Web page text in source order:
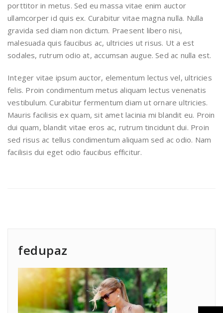
porttitor in metus. Sed eu massa vitae enim auctor
ullamcorper id quis ex. Curabitur vitae magna nulla. Nulla
gravida sed diam non dictum. Praesent libero nisi,
malesuada quis faucibus ac, ultricies ut risus. Ut a est
sodales, rutrum odio at, accumsan augue. Sed ac nulla est.
Integer vitae ipsum auctor, elementum lectus vel, ultricies
felis. Proin condimentum metus aliquam lectus venenatis
vestibulum. Curabitur fermentum diam ut ornare ultricies.
Mauris facilisis ex quam, sit amet lacinia mi blandit eu. Proin
dui quam, blandit vitae eros ac, rutrum tincidunt dui. Proin
sed risus ac tellus condimentum aliquam sed ac odio. Nam
facilisis dui eget odio faucibus efficitur.
fedupaz